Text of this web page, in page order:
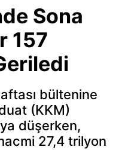
Sona
157
bültenine
(KKM)
düşerken,
27,4 trilyon